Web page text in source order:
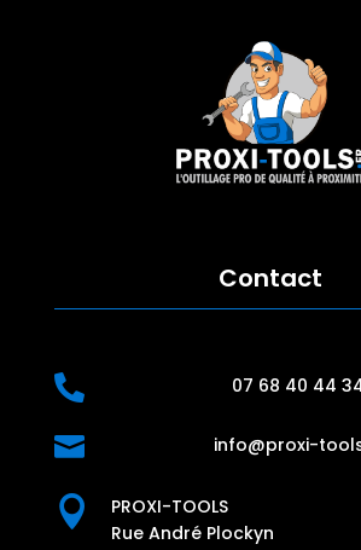
Contact
 07 68 40 44
 info@proxi-

PROXI-TOOLS
Rue André Plockyn